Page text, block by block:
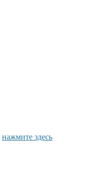
нажмите здесь